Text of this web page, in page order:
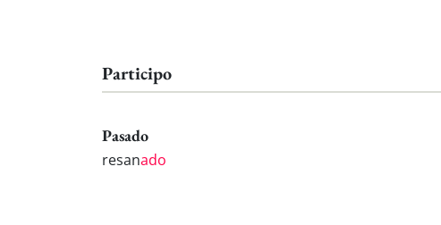
Participo
Pasado
resanado